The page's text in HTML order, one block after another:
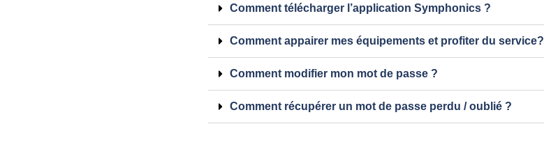
Comment télécharger l’application Symphonics ?
Comment appairer mes équipements et profiter du service?
Comment modifier mon mot de passe ?
Comment récupérer un mot de passe perdu / oublié ?